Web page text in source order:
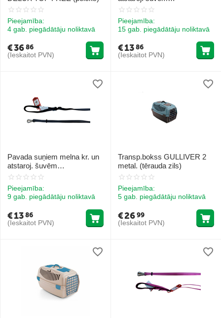
Pieejamība:
4 gab. piegādātāju noliktavā
€3686
(Ieskaitot PVN)
25x1200/2000mm
Pieejamība:
15 gab. piegādātāju noliktavā
€1386
(Ieskaitot PVN)
Pavada suņiem melna kr. un
atstaroj. šuvēm
25x1200/2000mm
Pieejamība:
9 gab. piegādātāju noliktavā
€1386
(Ieskaitot PVN)
Transp.bokss GULLIVER 2
metal. (tērauda zils)
Pieejamība:
5 gab. piegādātāju noliktavā
€2699
(Ieskaitot PVN)